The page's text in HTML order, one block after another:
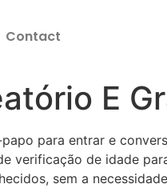
Contact
E
para entrar e
verificação de idade
sem a